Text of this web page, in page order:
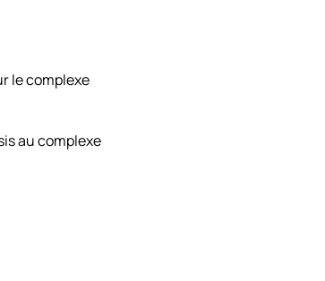
le complexe
au complexe